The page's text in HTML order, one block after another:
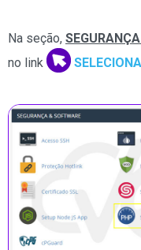
Na seção,
no link